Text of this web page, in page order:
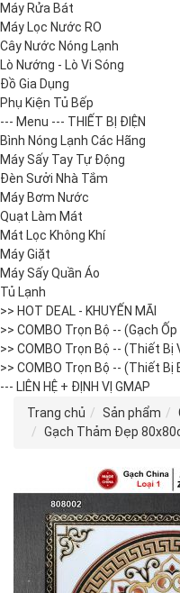
Máy Rửa Bát
Máy Lọc Nước RO
Cây Nước Nóng Lạnh
Lò Nướng - Lò Vi Sóng
Đồ Gia Dụng
Phụ Kiện Tủ Bếp
--- Menu --- THIẾT BỊ ĐIỆN
Bình Nóng Lạnh Các Hãng
Máy Sấy Tay Tự Động
Đèn Sưởi Nhà Tắm
Máy Bơm Nước
Quạt Làm Mát
Mát Lọc Không Khí
Máy Giặt
Máy Sấy Quần Áo
Tủ Lạnh
>> HOT DEAL - KHUYẾN MÃI
>> COMBO Trọn Bộ -- (Gạch
>> COMBO Trọn Bộ -- (Thiết Bị
>> COMBO Trọn Bộ -- (Thiết Bị
--- LIÊN HỆ + ĐỊNH VỊ GMAP
Trang chủ
Sản phẩm
Gạch Thảm Đẹp